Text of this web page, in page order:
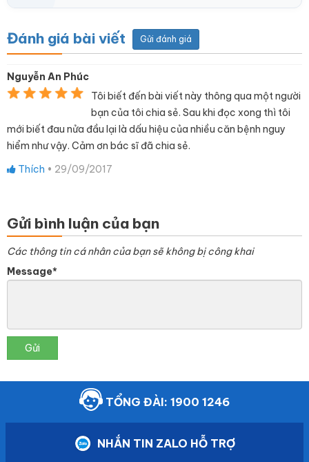
Đánh giá bài viết Gửi đánh giá
Nguyễn An Phúc
Tôi biết đến bài viết này thông qua một người
bạn của tôi chia sẻ. Sau khi đọc xong thì tôi
mới biết đau nửa đầu lại là dấu hiệu của nhiều căn bệnh nguy
hiểm như vậy. Cảm ơn bác sĩ đã chia sẻ.
Thích • 29/09/2017
Gửi bình luận của bạn
Các thông tin cá nhân của bạn sẽ không bị công khai
Message*
Gửi
TỔNG ĐÀI: 1900 1246
NHẮN TIN ZALO HỖ TRỢ